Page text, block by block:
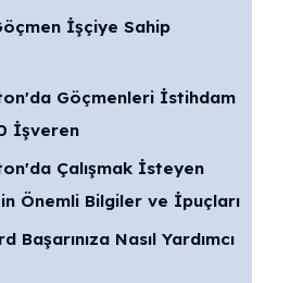
İşçiye Sahip
Göçmenleri İstihdam
İşveren
Çalışmak İsteyen
Önemli Bilgiler ve İpuçları
Başarınıza Nasıl Yardımcı